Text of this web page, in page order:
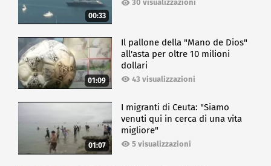
00:33
30 visualizzazioni
01:09
Il pallone della "Mano de Dios"
all'asta per oltre 10 milioni
dollari
43 visualizzazioni
01:07
I migranti di Ceuta: "Siamo
venuti qui in cerca di una vita
migliore"
5 visualizzazioni